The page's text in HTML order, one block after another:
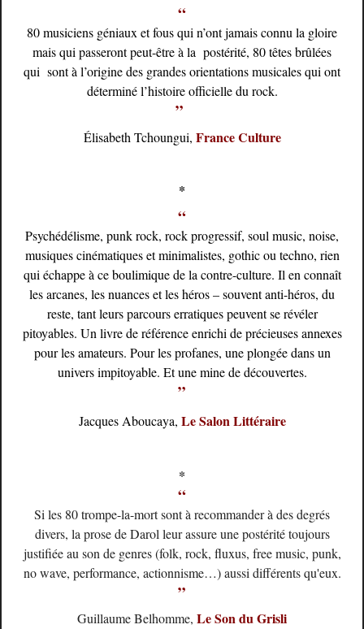
“
80 musiciens géniaux et fous qui n’ont jamais connu la gloire
mais qui passeront peut-être à la postérité, 80 têtes brûlées
qui sont à l’origine des grandes orientations musicales qui ont
déterminé l’histoire officielle du rock.
”
Élisabeth Tchoungui, France Culture
*
“
Psychédélisme, punk rock, rock progressif, soul music, noise,
musiques cinématiques et minimalistes, gothic ou techno, rien
qui échappe à ce boulimique de la contre-culture. Il en connaît
les arcanes, les nuances et les héros – souvent anti-héros, du
reste, tant leurs parcours erratiques peuvent se révéler
pitoyables. Un livre de référence enrichi de précieuses annexes
pour les amateurs. Pour les profanes, une plongée dans un
univers impitoyable. Et une mine de découvertes.
”
Jacques Aboucaya, Le Salon Littéraire
*
“
Si les 80 trompe-la-mort sont à recommander à des degrés
divers, la prose de Darol leur assure une postérité toujours
justifiée au son de genres (folk, rock, fluxus, free music, punk,
no wave, performance, actionnisme…) aussi différents qu'eux.
”
Guillaume Belhomme, Le Son du Grisli